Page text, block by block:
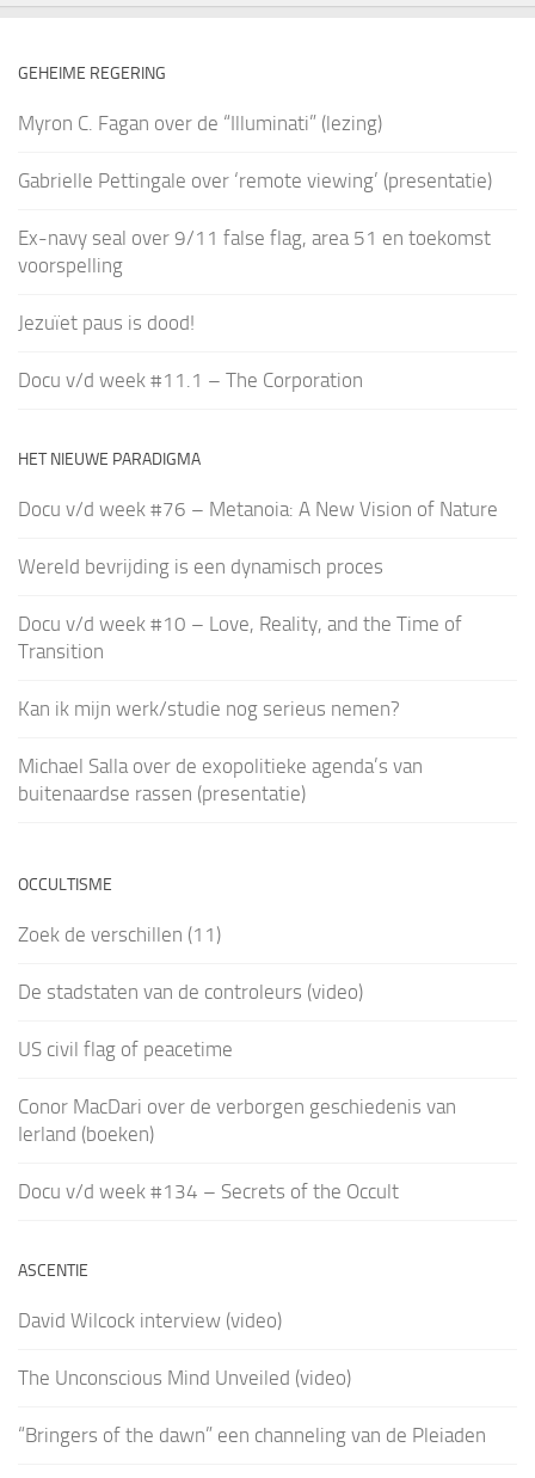
GEHEIME REGERING
Myron C. Fagan over de “Illuminati” (lezing)
Gabrielle Pettingale over ‘remote viewing’ (presentatie)
Ex-navy seal over 9/11 false flag, area 51 en toekomst
voorspelling
Jezuïet paus is dood!
Docu v/d week #11.1 – The Corporation
HET NIEUWE PARADIGMA
Docu v/d week #76 – Metanoia: A New Vision of Nature
Wereld bevrijding is een dynamisch proces
Docu v/d week #10 – Love, Reality, and the Time of
Transition
Kan ik mijn werk/studie nog serieus nemen?
Michael Salla over de exopolitieke agenda’s van
buitenaardse rassen (presentatie)
OCCULTISME
Zoek de verschillen (11)
De stadstaten van de controleurs (video)
US civil flag of peacetime
Conor MacDari over de verborgen geschiedenis van
Ierland (boeken)
Docu v/d week #134 – Secrets of the Occult
ASCENTIE
David Wilcock interview (video)
The Unconscious Mind Unveiled (video)
“Bringers of the dawn” een channeling van de Pleiaden